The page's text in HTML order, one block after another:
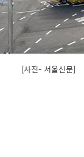
[사진- 서울신문]